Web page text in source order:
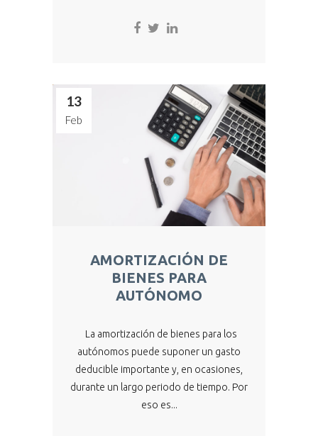
13
Feb
AMORTIZACIÓN DE
BIENES PARA
AUTÓNOMO
La amortización de bienes para los
autónomos puede suponer un gasto
deducible importante y, en ocasiones,
durante un largo periodo de tiempo. Por
eso es...